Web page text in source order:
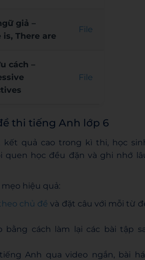
giả –
is, There are
File
cách –
File
thi tiếng Anh lớp 6
quả cao trong kì thi, học
quen học đều đặn và ghi nhớ
hiệu quả:
chủ đề và đặt câu với mỗi từ
bằng cách làm lại các bài tập
Anh qua video ngắn, bài